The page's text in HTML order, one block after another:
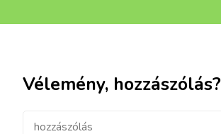
Vélemény, hozzászólás?
hozzászólás